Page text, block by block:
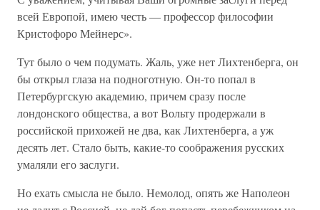
всей Европой, имею честь — профессор философии
Кристофоро Мейнерс».
Тут было о чем подумать. Жаль, уже нет Лихтенберга, он
бы открыл глаза на подноготную. Он-то попал в
Петербургскую академию, причем сразу после
лондонского общества, а вот Вольту продержали в
российской прихожей не два, как Лихтенберга, а уж
десять лет. Стало быть, какие-то соображения русских
умаляли его заслуги.
Но ехать смысла не было. Немолод, опять же Наполеон